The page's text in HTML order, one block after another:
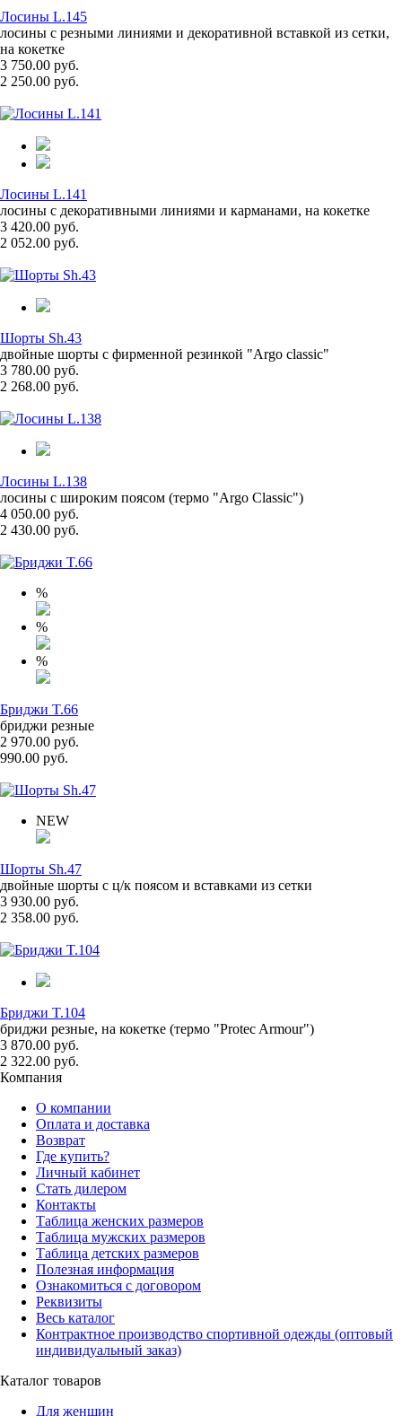
Лосины L.145
лосины с резными линиями и декоративной вставкой из сетки,
на кокетке
3 750.00 руб.
2 250.00 руб.
Лосины L.141
лосины с декоративными линиями и карманами, на кокетке
3 420.00 руб.
2 052.00 руб.
Шорты Sh.43
двойные шорты с фирменной резинкой "Argo classic"
3 780.00 руб.
2 268.00 руб.
Лосины L.138
лосины с широким поясом (термо "Argo Classic")
4 050.00 руб.
2 430.00 руб.
%
%
%
Бриджи T.66
бриджи резные
2 970.00 руб.
990.00 руб.
NEW
Шорты Sh.47
двойные шорты с ц/к поясом и вставками из сетки
3 930.00 руб.
2 358.00 руб.
Бриджи T.104
бриджи резные, на кокетке (термо "Protec Armour")
3 870.00 руб.
2 322.00 руб.
Компания
О компании
Оплата и доставка
Возврат
Где купить?
Личный кабинет
Стать дилером
Контакты
Таблица женских размеров
Таблица мужских размеров
Таблица детских размеров
Полезная информация
Ознакомиться с договором
Реквизиты
Весь каталог
Контрактное производство спортивной одежды (оптовый
индивидуальный заказ)
Каталог товаров
Для женщин